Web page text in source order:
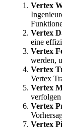
Vertex
Vertex
eine
Vertex
werden,
Vertex
Vertex
Vertex
Vertex
Vertex